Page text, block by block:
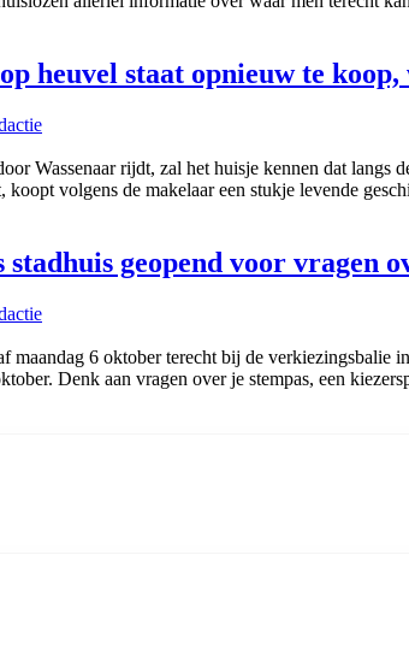
heuvel staat opnieuw te
Wassenaar rijdt, zal het huisje kennen dat
volgens de makelaar een stukje levende
geopend voor vragen
maandag 6 oktober terecht bij de
Denk aan vragen over je stempas, een